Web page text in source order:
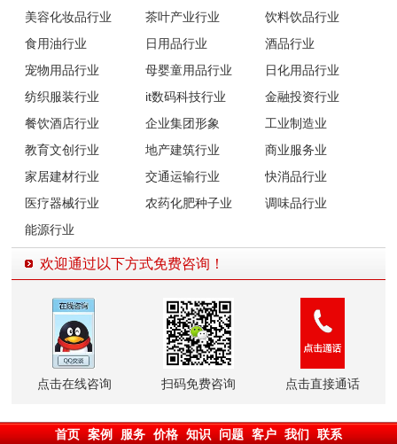
美容化妆品行业
茶叶产业行业
饮料饮品行业
食用油行业
日用品行业
酒品行业
宠物用品行业
母婴童用品行业
日化用品行业
纺织服装行业
it数码科技行业
金融投资行业
餐饮酒店行业
企业集团形象
工业制造业
教育文创行业
地产建筑行业
商业服务业
家居建材行业
交通运输行业
快消品行业
医疗器械行业
农药化肥种子业
调味品行业
能源行业
欢迎通过以下方式免费咨询！
点击在线咨询 扫码免费咨询 点击直接通话
首页 案例 服务 价格 知识 问题 客户 我们 联系